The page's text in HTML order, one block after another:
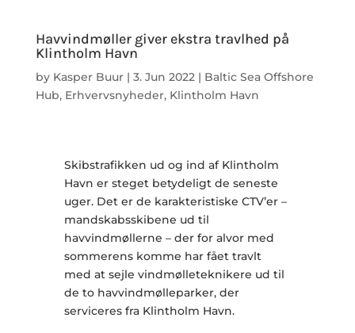
Havvindmøller giver ekstra travlhed på
Klintholm Havn
by Kasper Buur| 3. Jun 2022| Baltic Sea Offshore
Hub, Erhvervsnyheder, Klintholm Havn
Skibstrafikken ud og ind af Klintholm
Havn er steget betydeligt de seneste
uger. Det er de karakteristiske CTV’er –
mandskabsskibene ud til
havvindmøllerne – der for alvor med
sommerens komme har fået travlt
med at sejle vindmølleteknikere ud til
de to havvindmølleparker, der
serviceres fra Klintholm Havn.